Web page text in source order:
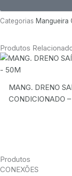
Categorias Mangueira
Produtos
MANG. DRENO
CONDICIONADO
Produtos
CONEXÕES